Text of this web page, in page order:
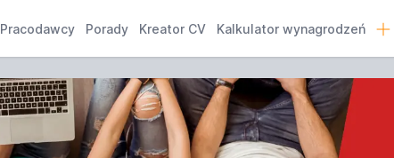
Pracodawcy Porady Kreator CV Kalkulator wynagrodzeń